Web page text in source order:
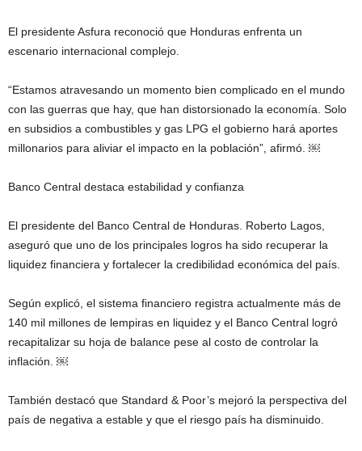
El presidente Asfura reconoció que Honduras enfrenta un
escenario internacional complejo.
“Estamos atravesando un momento bien complicado en el mundo
con las guerras que hay, que han distorsionado la economía. Solo
en subsidios a combustibles y gas LPG el gobierno hará aportes
millonarios para aliviar el impacto en la población”, afirmó. ￼
Banco Central destaca estabilidad y confianza
El presidente del Banco Central de Honduras. Roberto Lagos,
aseguró que uno de los principales logros ha sido recuperar la
liquidez financiera y fortalecer la credibilidad económica del país.
Según explicó, el sistema financiero registra actualmente más de
140 mil millones de lempiras en liquidez y el Banco Central logró
recapitalizar su hoja de balance pese al costo de controlar la
inflación. ￼
También destacó que Standard & Poor’s mejoró la perspectiva del
país de negativa a estable y que el riesgo país ha disminuido.